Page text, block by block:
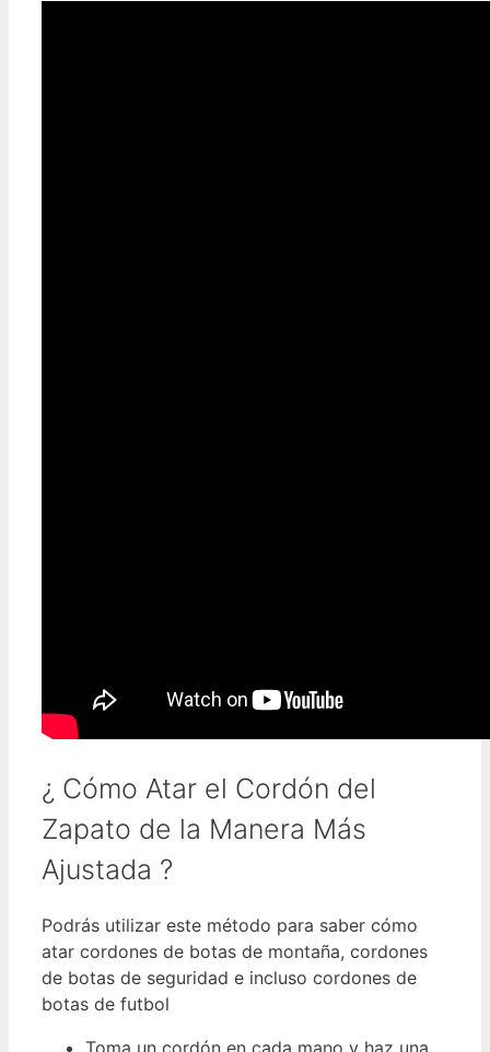
¿ Cómo Atar el Cordón del
Zapato de la Manera Más
Ajustada ?
Podrás utilizar este método para saber cómo
atar cordones de botas de montaña, cordones
de botas de seguridad e incluso cordones de
botas de futbol